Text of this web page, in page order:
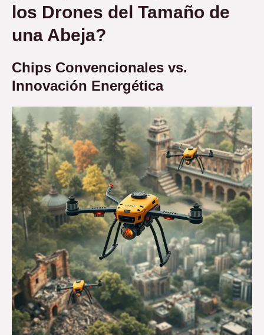
los Drones del Tamaño de
una Abeja?
Chips Convencionales vs.
Innovación Energética